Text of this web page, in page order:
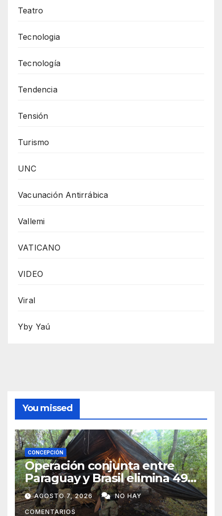
Teatro
Tecnologia
Tecnología
Tendencia
Tensión
Turismo
UNC
Vacunación Antirrábica
Vallemi
VATICANO
VIDEO
Viral
Yby Yaú
You missed
CONCEPCIÓN
Operación conjunta entre
Paraguay y Brasil elimina 498
toneladas de marihuana en
Amambay
AGOSTO 7, 2026 NO HAY
COMENTARIOS